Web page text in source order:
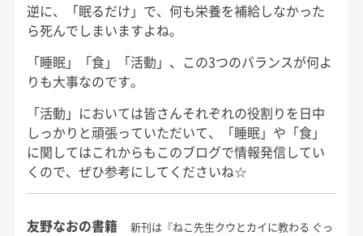
逆に、「眠るだけ」で、何も栄養を補給しなかった
ら死んでしまいますよね。
「睡眠」「食」「活動」、この3つのバランスが何よ
りも大事なのです。
「活動」においては皆さんそれぞれの役割りを日中
しっかりと頑張っていただいて、「睡眠」や「食」
に関してはこれからもこのブログで情報発信してい
くので、ぜひ参考にしてくださいね☆
友野なおの書籍
新刊は『ねこ先生クウとカイに教わる ぐっ